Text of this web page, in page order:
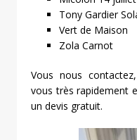
Tony Gardier
Vert de Maison
Zola Carnot
Vous nous
vous très rapidement
un devis gratuit.